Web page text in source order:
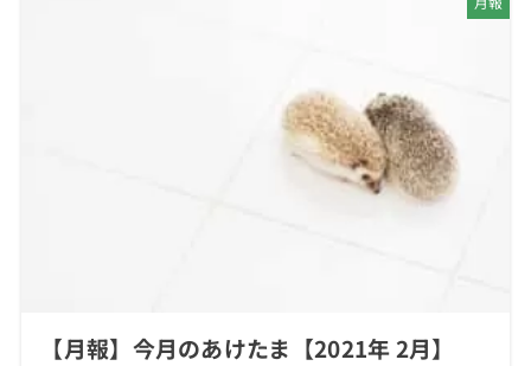
【月報】今月のあけたま【2021年 2月】